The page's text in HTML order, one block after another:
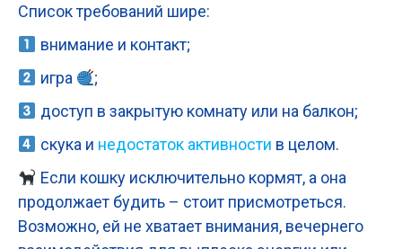
Список требований шире:
внимание и контакт;
игра
;
доступ в закрытую комнату или на балкон;
скука и недостаток активности в целом.
Если кошку исключительно кормят, а она
продолжает будить – стоит присмотреться.
Возможно, ей не хватает внимания, вечернего